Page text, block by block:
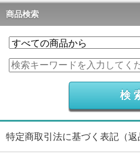
商品検索
特定商取引法に基づく表記（返